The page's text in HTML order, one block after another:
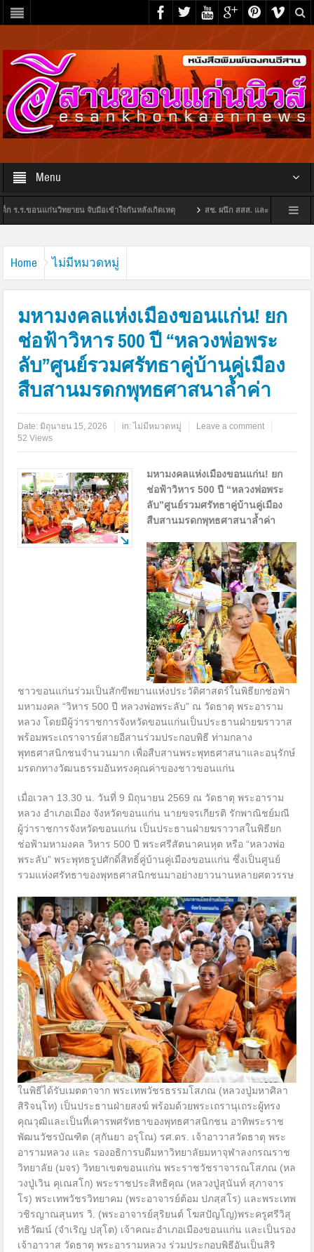
Menu
แก่นวิทยายน จับมือเข้าใจกันหลังเกิดเหตุ สช. ผนึก สสส. และเครือข่ายมหาวิทยาลัย
Home ไม่มีหมวดหมู่
มหามงคลแห่งเมืองขอนแก่น! ยก
ช่อฟ้าวิหาร 500 ปี “หลวงพ่อพระ
ลับ”ศูนย์รวมศรัทธาคู่บ้านคู่เมือง
สืบสานมรดกพุทธศาสนาล้ำค่า
Date: มิถุนายน 15, 2026 in:ไม่มีหมวดหมู่
Leave a comment
52 Views
มหามงคลแห่งเมืองขอนแก่น! ยก
ช่อฟ้าวิหาร 500 ปี “หลวงพ่อพระ
ลับ”ศูนย์รวมศรัทธาคู่บ้านคู่เมือง
สืบสานมรดกพุทธศาสนาล้ำค่า
ชาวขอนแก่นร่วมเป็นสักขีพยานแห่งประวัติศาสตร์ในพิธียกช่อฟ้า
มหามงคล “วิหาร 500 ปี หลวงพ่อพระลับ” ณ วัดธาตุ พระอาราม
หลวง โดยมีผู้ว่าราชการจังหวัดขอนแก่นเป็นประธานฝ่ายฆราวาส
พร้อมพระเถราจารย์สายอีสานร่วมประกอบพิธี ท่ามกลาง
พุทธศาสนิกชนจำนวนมาก เพื่อสืบสานพระพุทธศาสนาและอนุรักษ์
มรดกทางวัฒนธรรมอันทรงคุณค่าของชาวขอนแก่น
เมื่อเวลา 13.30 น. วันที่ 9 มิถุนายน 2569 ณ วัดธาตุ พระอาราม
หลวง อำเภอเมือง จังหวัดขอนแก่น นายขจรเกียรติ รักพาณิชย์มณี
ผู้ว่าราชการจังหวัดขอนแก่น เป็นประธานฝ่ายฆราวาสในพิธียก
ช่อฟ้ามหามงคล วิหาร 500 ปี พระศรีสัตนาคนหุต หรือ “หลวงพ่อ
พระลับ” พระพุทธรูปศักดิ์สิทธิ์คู่บ้านคู่เมืองขอนแก่น ซึ่งเป็นศูนย์
รวมแห่งศรัทธาของพุทธศาสนิกชนมาอย่างยาวนานหลายศตวรรษ
ในพิธีได้รับเมตตาจาก พระเทพวัชรธรรมโสภณ (หลวงปู่มหาศิลา
สิริจนฺโท) เป็นประธานฝ่ายสงฆ์ พร้อมด้วยพระเถรานุเถระผู้ทรง
คุณวุฒิและเป็นที่เคารพศรัทธาของพุทธศาสนิกชน อาทิพระราช
พัฒนวัชรบัณฑิต (สุกันยา อรุโณ) รศ.ดร. เจ้าอาวาสวัดธาตุ พระ
อารามหลวง และ รองอธิการบดีมหาวิทยาลัยมหาจุฬาลงกรณราช
วิทยาลัย (มจร) วิทยาเขตขอนแก่น พระราชวัชราจารณโสภณ (หล
วงปู่เวิน คุเณสโก) พระราชประสิทธิคุณ (หลวงปู่สุนันท์ สุภาจาร
โร) พระเทพวัชรวิทยาคม (พระอาจารย์ต้อม ปภสฺสโร) และพระเทพ
วชิรญาณสุนทร วิ. (พระอาจารย์สุริยนต์ โฆสปัญโญ)พระครูศรีวิสุ
ทธิวัฒน์ (จำเริญ ปสุโต) เจ้าคณะอำเภอเมืองขอนแก่น และเป็นรอง
เจ้าอาวาส วัดธาตุ พระอารามหลวง ร่วมประกอบพิธีอันเป็นสิริ